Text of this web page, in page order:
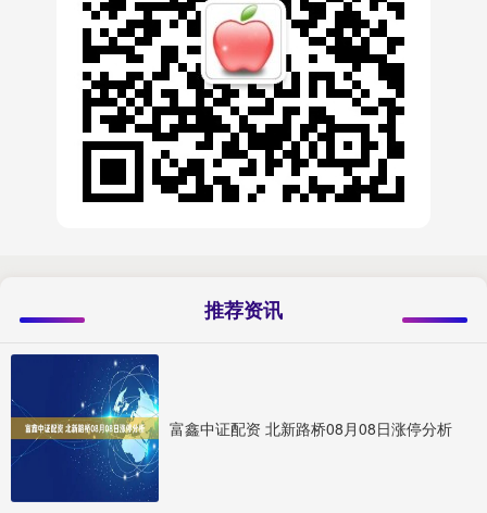
推荐资讯
富鑫中证配资 北新路桥08月08日涨停分析